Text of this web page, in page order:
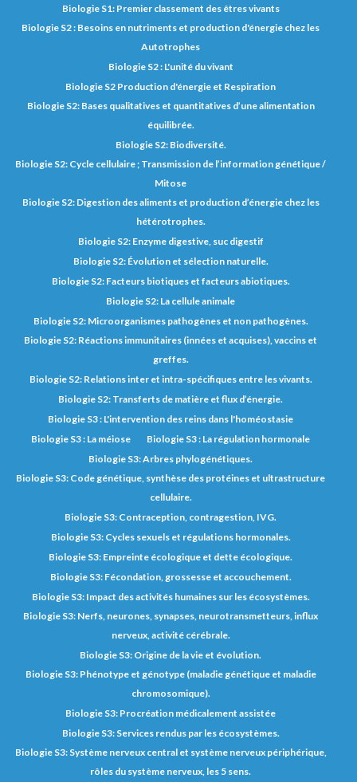
Biologie S1: Premier classement des êtres vivants
Biologie S2 : Besoins en nutriments et production d'énergie chez les
Autotrophes
Biologie S2 : L'unité du vivant
Biologie S2 Production d'énergie et Respiration
Biologie S2: Bases qualitatives et quantitatives d’une alimentation
équilibrée.
Biologie S2: Biodiversité.
Biologie S2: Cycle cellulaire ; Transmission de l’information génétique /
Mitose
Biologie S2: Digestion des aliments et production d’énergie chez les
hétérotrophes.
Biologie S2: Enzyme digestive, suc digestif
Biologie S2: Évolution et sélection naturelle.
Biologie S2: Facteurs biotiques et facteurs abiotiques.
Biologie S2: La cellule animale
Biologie S2: Microorganismes pathogènes et non pathogènes.
Biologie S2: Réactions immunitaires (innées et acquises), vaccins et
greffes.
Biologie S2: Relations inter et intra-spécifiques entre les vivants.
Biologie S2: Transferts de matière et flux d’énergie.
Biologie S3 : L'intervention des reins dans l'homéostasie
Biologie S3 : La méiose
Biologie S3 : La régulation hormonale
Biologie S3: Arbres phylogénétiques.
Biologie S3: Code génétique, synthèse des protéines et ultrastructure
cellulaire.
Biologie S3: Contraception, contragestion, IVG.
Biologie S3: Cycles sexuels et régulations hormonales.
Biologie S3: Empreinte écologique et dette écologique.
Biologie S3: Fécondation, grossesse et accouchement.
Biologie S3: Impact des activités humaines sur les écosystèmes.
Biologie S3: Nerfs, neurones, synapses, neurotransmetteurs, influx
nerveux, activité cérébrale.
Biologie S3: Origine de la vie et évolution.
Biologie S3: Phénotype et génotype (maladie génétique et maladie
chromosomique).
Biologie S3: Procréation médicalement assistée
Biologie S3: Services rendus par les écosystèmes.
Biologie S3: Système nerveux central et système nerveux périphérique,
rôles du système nerveux, les 5 sens.